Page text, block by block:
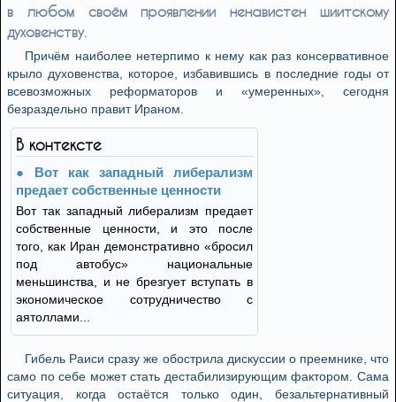
в любом своём проявлении ненавистен шиитскому
духовенству.
Причём наиболее нетерпимо к нему как раз консервативное
крыло духовенства, которое, избавившись в последние годы от
всевозможных реформаторов и «умеренных», сегодня
безраздельно правит Ираном.
В контексте
Вот как западный либерализм
предает собственные ценности
Вот так западный либерализм предает
собственные ценности, и это после
того, как Иран демонстративно «бросил
под автобус» национальные
меньшинства, и не брезгует вступать в
экономическое сотрудничество с
аятоллами...
Гибель Раиси сразу же обострила дискуссии о преемнике, что
само по себе может стать дестабилизирующим фактором. Сама
ситуация, когда остаётся только один, безальтернативный